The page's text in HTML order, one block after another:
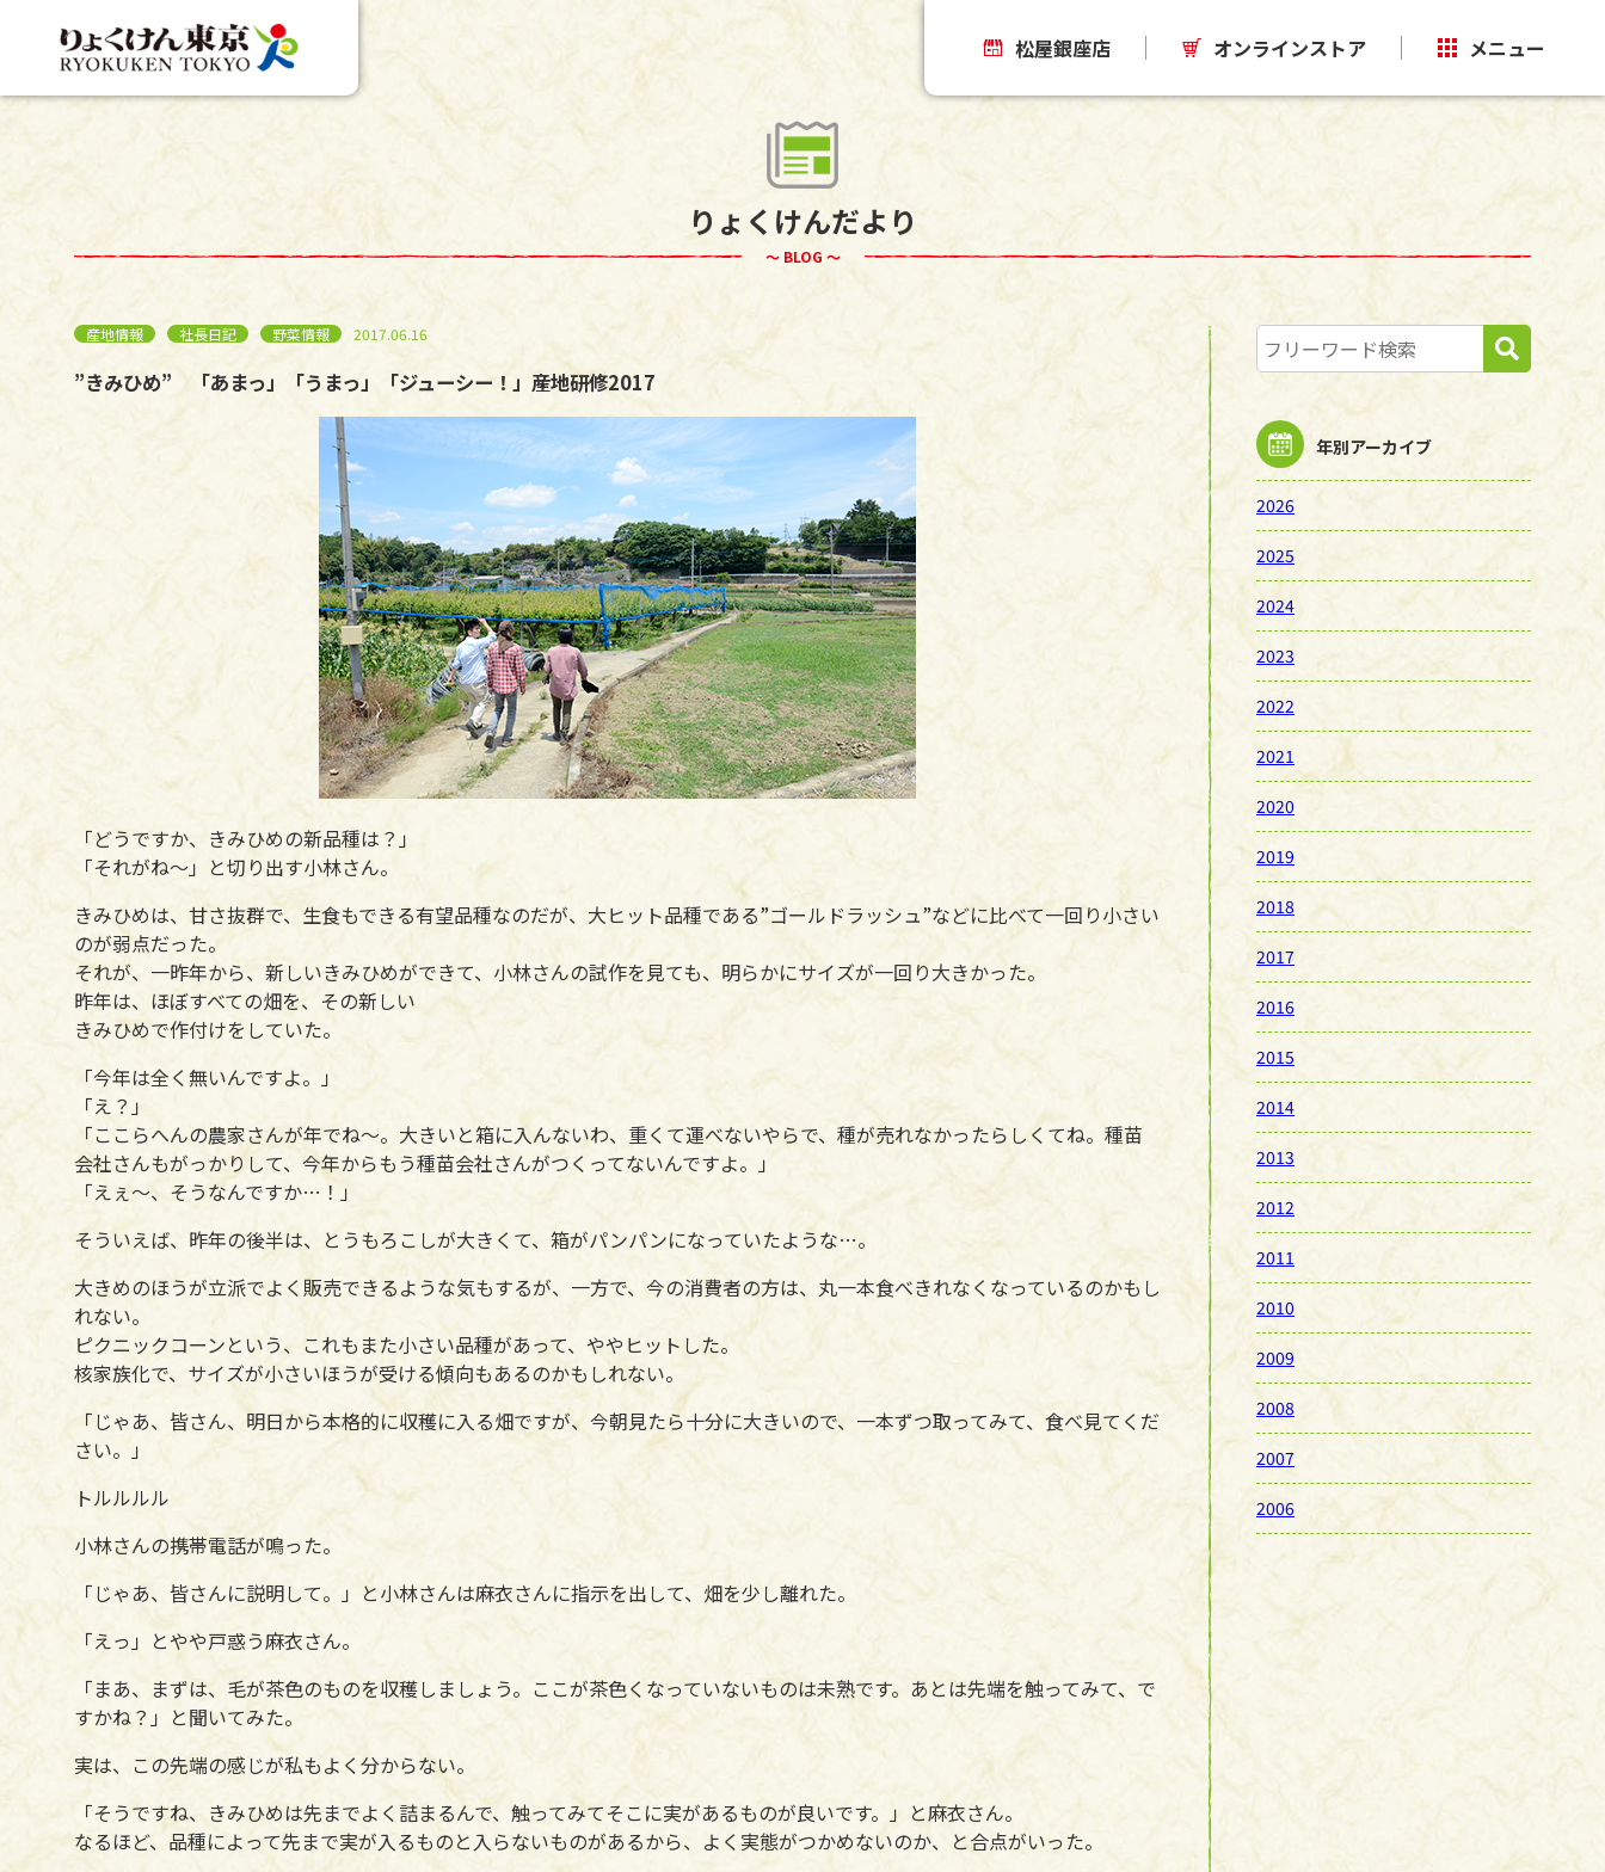
松屋銀座店 オンラインストア メニュー
りょくけんだより
～ BLOG ～
産地情報 社長日記 野菜情報 2017.06.16
”きみひめ” 「あまっ」「うまっ」「ジューシー！」産地研修2017
「どうですか、きみひめの新品種は？」
「それがね～」と切り出す小林さん。
きみひめは、甘さ抜群で、生食もできる有望品種なのだが、大ヒット品種である”ゴールドラッシュ”などに比べて一回り小さい
のが弱点だった。
それが、一昨年から、新しいきみひめができて、小林さんの試作を見ても、明らかにサイズが一回り大きかった。
昨年は、ほぼすべての畑を、その新しい
きみひめで作付けをしていた。
「今年は全く無いんですよ。」
「え？」
「ここらへんの農家さんが年でね～。大きいと箱に入んないわ、重くて運べないやらで、種が売れなかったらしくてね。種苗
会社さんもがっかりして、今年からもう種苗会社さんがつくってないんですよ。」
「えぇ～、そうなんですか…！」
そういえば、昨年の後半は、とうもろこしが大きくて、箱がパンパンになっていたような…。
大きめのほうが立派でよく販売できるような気もするが、一方で、今の消費者の方は、丸一本食べきれなくなっているのかもし
れない。
ピクニックコーンという、これもまた小さい品種があって、ややヒットした。
核家族化で、サイズが小さいほうが受ける傾向もあるのかもしれない。
「じゃあ、皆さん、明日から本格的に収穫に入る畑ですが、今朝見たら十分に大きいので、一本ずつ取ってみて、食べ見てくだ
さい。」
トルルルル
小林さんの携帯電話が鳴った。
「じゃあ、皆さんに説明して。」と小林さんは麻衣さんに指示を出して、畑を少し離れた。
「えっ」とやや戸惑う麻衣さん。
「まあ、まずは、毛が茶色のものを収穫しましょう。ここが茶色くなっていないものは未熟です。あとは先端を触ってみて、で
すかね？」と聞いてみた。
実は、この先端の感じが私もよく分からない。
「そうですね、きみひめは先までよく詰まるんで、触ってみてそこに実があるものが良いです。」と麻衣さん。
なるほど、品種によって先まで実が入るものと入らないものがあるから、よく実態がつかめないのか、と合点がいった。
年別アーカイブ
2026
2025
2024
2023
2022
2021
2020
2019
2018
2017
2016
2015
2014
2013
2012
2011
2010
2009
2008
2007
2006